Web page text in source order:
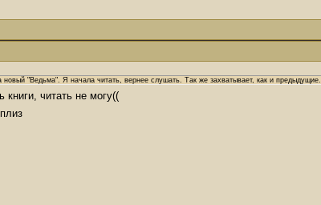
новый "Ведьма". Я начала читать, вернее слушать. Так же захватывает, как и предыдущие.
книги, читать не могу((